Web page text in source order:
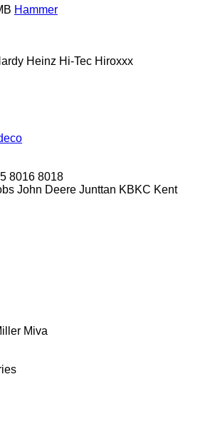
Hammer
Heinz Hi-Tec Hiroxxx
8016 8018
John Deere Junttan KBKC Kent
Miva